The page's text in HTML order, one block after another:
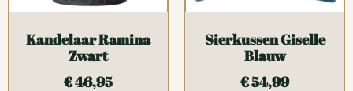
Kandelaar Ramina
Zwart
€46,95
Sierkussen Giselle
Blauw
€54,99